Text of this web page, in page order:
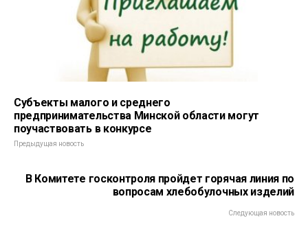
Субъекты малого и среднего
предпринимательства Минской области могут
поучаствовать в конкурсе
Предыдущая новость
В Комитете госконтроля пройдет горячая линия по
вопросам хлебобулочных изделий
Следующая новость